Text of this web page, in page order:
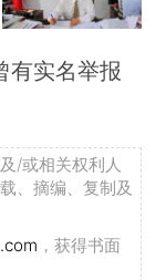
有实名举报
/或相关权利人
、摘编、复制及
，获得书面